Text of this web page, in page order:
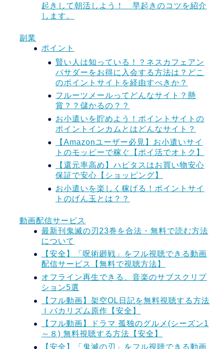
起きして朝活しよう！ 早起きのコツを紹介
します。
副業
ポイント
賢い人は知っている！？ネスカフェアン
バサダーをお得に入会する方法は？どこ
のポイントサイトを経由すべきか？
フルーツメールってどんなサイト？懸
賞？？儲かるの？？
お小遣いを貯めよう！ポイントサイトの
ポイントインカムとはどんなサイト？
【Amazonユーザー必見】お小遣いサイ
トのモッピーで稼ぐ【ポイ活でオトク】
【還元率高め】ハピタスはお買い物安心
保証で安心【ショッピング】
お小遣いを楽しく稼げる！ポイントサイ
トのげん玉とは？？
動画配信サービス
最新刊鬼滅の刃23巻を合法・無料で読む方法
について
【安全】「呪術廻戦」をフル視聴できる動画
配信サービス【無料で視聴方法】
オフライン再生できる、音楽のサブスクリプ
ション5選
【フル動画】架空OL日記を無料視聴する方法
ｌバカリズム原作【安全】
【フル動画】ドラマ 孤独のグルメ(シーズン1
～８) 無料視聴する方法【安全】
【安全】「鬼滅の刃」をフル視聴できる動画